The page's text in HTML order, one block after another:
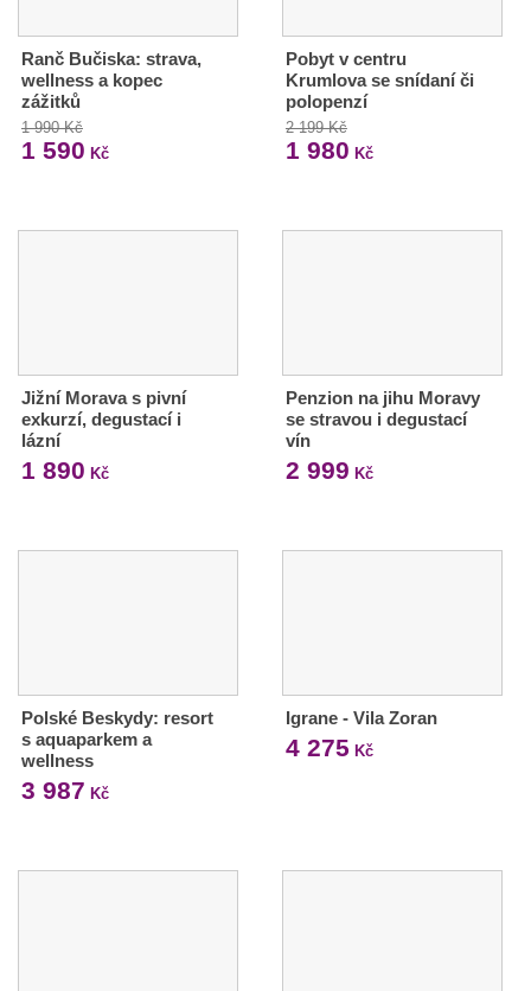
Ranč Bučiska: strava,
wellness a kopec
zážitků
1 990 Kč
1 590 Kč
Pobyt v centru
Krumlova se snídaní či
polopenzí
2 199 Kč
1 980 Kč
Jižní Morava s pivní
exkurzí, degustací i
lázní
1 890 Kč
Penzion na jihu Moravy
se stravou i degustací
vín
2 999 Kč
Polské Beskydy: resort
s aquaparkem a
wellness
3 987 Kč
Igrane - Vila Zoran
4 275 Kč